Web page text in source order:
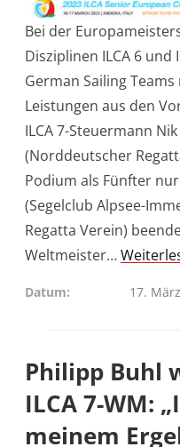
Bei der
Disziplinen ILCA 6 und
German Sailing
Leistungen aus den
ILCA 7-Steuermann
(Norddeutscher
Podium als Fünfter
(Segelclub Alpsee-
Regatta Verein)
Weltmeister…
Datum 17.
Philipp Buhl
ILCA 7-WM:
meinem